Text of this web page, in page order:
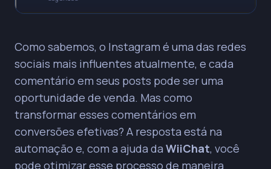
compraram um produto com base em um post,
tornando cada comentário uma oportunidade de
venda.
PRINCIPAIS INSIGHTS
A automação aumenta a eficiência, melhora a
experiência do usuário com respostas rápidas e
personalizadas, e otimiza recursos ao liberar a
equipe para tarefas mais complexas.
Como sabemos, o Instagram é uma das redes
sociais mais influentes atualmente, e cada
comentário em seus posts pode ser uma
oportunidade de venda. Mas como
transformar esses comentários em
conversões efetivas? A resposta está na
automação e, com a ajuda da WiiChat, você
pode otimizar esse processo de maneira